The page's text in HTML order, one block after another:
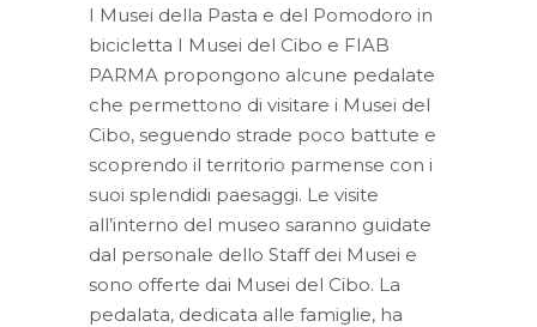
I Musei della Pasta e del Pomodoro in
bicicletta I Musei del Cibo e FIAB
PARMA propongono alcune pedalate
che permettono di visitare i Musei del
Cibo, seguendo strade poco battute e
scoprendo il territorio parmense con i
suoi splendidi paesaggi. Le visite
all’interno del museo saranno guidate
dal personale dello Staff dei Musei e
sono offerte dai Musei del Cibo. La
pedalata, dedicata alle famiglie, ha